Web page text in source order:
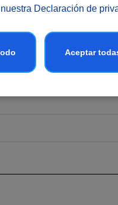
Declaración de
Aceptar